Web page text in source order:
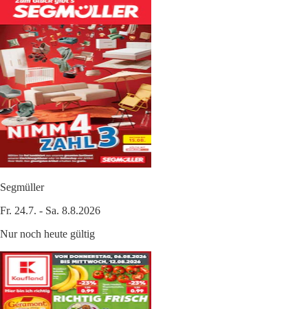
Segmüller
Fr. 24.7. - Sa. 8.8.2026
Nur noch heute gültig